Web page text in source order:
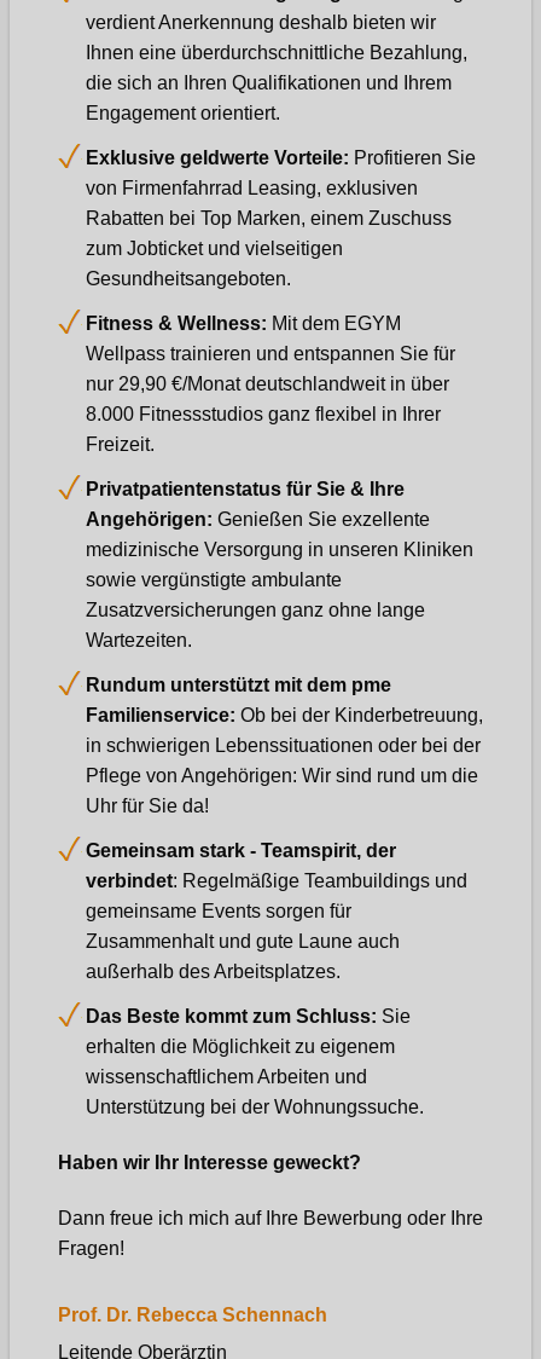
verdient Anerkennung deshalb bieten wir
Ihnen eine überdurchschnittliche Bezahlung,
die sich an Ihren Qualifikationen und Ihrem
Engagement orientiert.
Exklusive geldwerte Vorteile: Profitieren Sie
von Firmenfahrrad Leasing, exklusiven
Rabatten bei Top Marken, einem Zuschuss
zum Jobticket und vielseitigen
Gesundheitsangeboten.
Fitness & Wellness: Mit dem EGYM
Wellpass trainieren und entspannen Sie für
nur 29,90 €/Monat deutschlandweit in über
8.000 Fitnessstudios ganz flexibel in Ihrer
Freizeit.
Privatpatientenstatus für Sie & Ihre
Angehörigen: Genießen Sie exzellente
medizinische Versorgung in unseren Kliniken
sowie vergünstigte ambulante
Zusatzversicherungen ganz ohne lange
Wartezeiten.
Rundum unterstützt mit dem pme
Familienservice: Ob bei der Kinderbetreuung,
in schwierigen Lebenssituationen oder bei der
Pflege von Angehörigen: Wir sind rund um die
Uhr für Sie da!
Gemeinsam stark - Teamspirit, der
verbindet: Regelmäßige Teambuildings und
gemeinsame Events sorgen für
Zusammenhalt und gute Laune auch
außerhalb des Arbeitsplatzes.
Das Beste kommt zum Schluss: Sie
erhalten die Möglichkeit zu eigenem
wissenschaftlichem Arbeiten und
Unterstützung bei der Wohnungssuche.
Haben wir Ihr Interesse geweckt?
Dann freue ich mich auf Ihre Bewerbung oder Ihre
Fragen!
Prof. Dr. Rebecca Schennach
Leitende Oberärztin